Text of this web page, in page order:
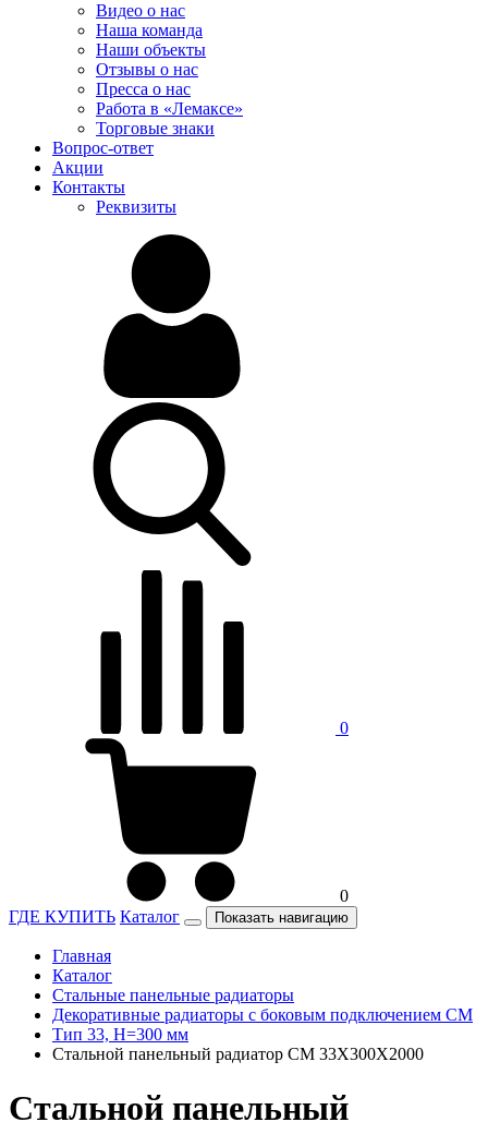
Видео о нас
Наша команда
Наши объекты
Отзывы о нас
Пресса о нас
Работа в «Лемаксе»
Торговые знаки
Вопрос-ответ
Акции
Контакты
Реквизиты
0
0
ГДЕ КУПИТЬ Каталог Показать навигацию
Главная
Каталог
Стальные панельные радиаторы
Декоративные радиаторы с боковым подключением CM
Тип 33, H=300 мм
Стальной панельный радиатор CM 33X300X2000
Стальной панельный